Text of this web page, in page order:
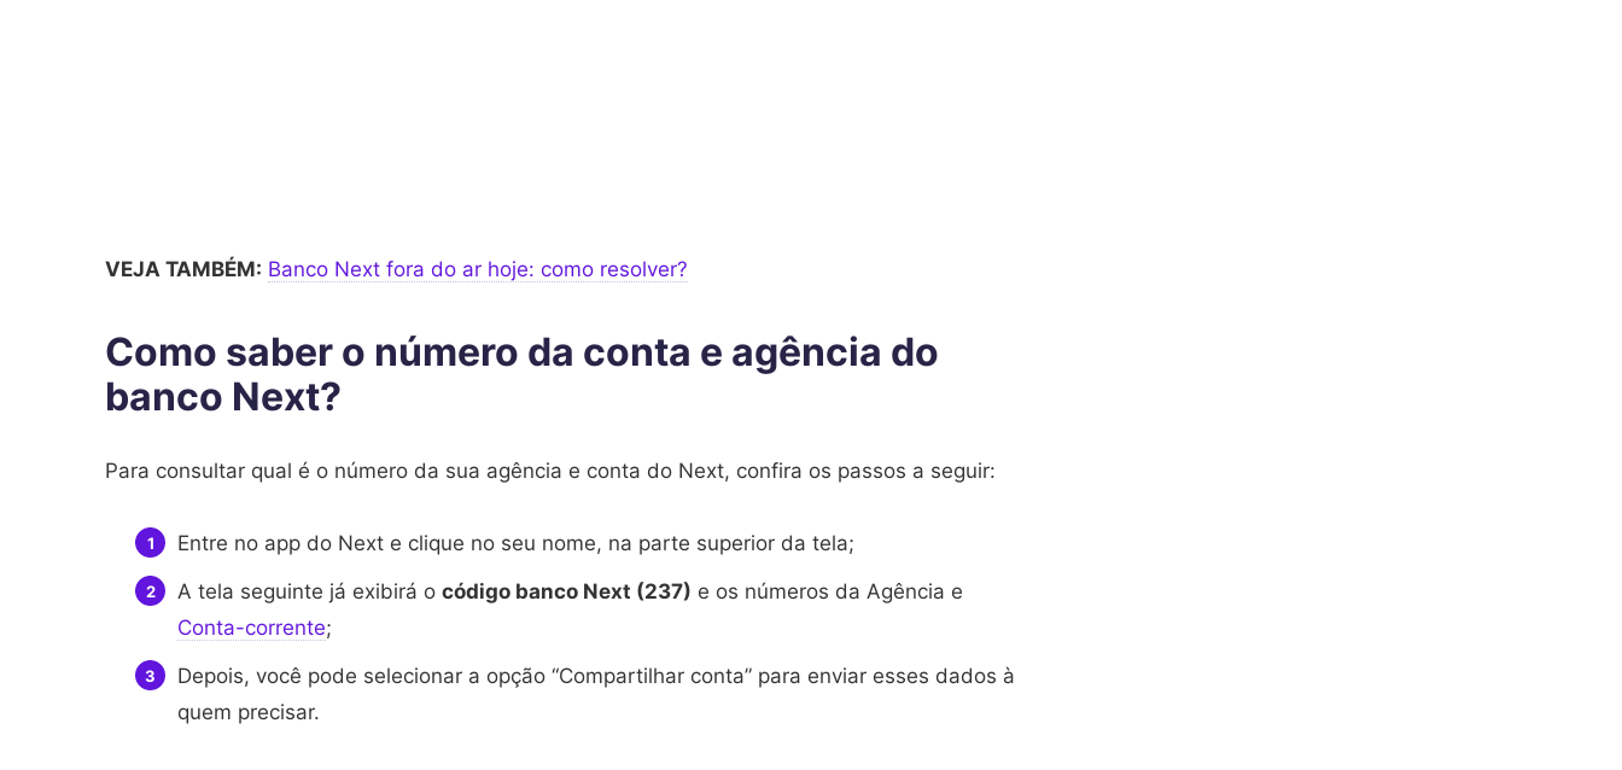
VEJA TAMBÉM: Banco Next fora do ar hoje: como resolver?
Como saber o número da conta e agência do
banco Next?
Para consultar qual é o número da sua agência e conta do Next, confira os passos a seguir:
Entre no app do Next e clique no seu nome, na parte superior da tela;
A tela seguinte já exibirá o código banco Next (237) e os números da Agência e
Conta-corrente;
Depois, você pode selecionar a opção “Compartilhar conta” para enviar esses dados à
quem precisar.